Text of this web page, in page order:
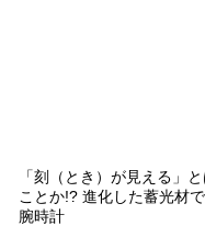
「刻（とき）が見える」
ことか!? 進化した蓄光材
腕時計